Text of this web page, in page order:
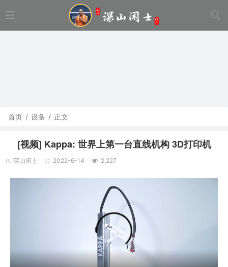
首页 / 设备 / 正文
[视频] Kappa: 世界上第一台直线机构 3D打印机
深山闲士 2022-6-14 2,227